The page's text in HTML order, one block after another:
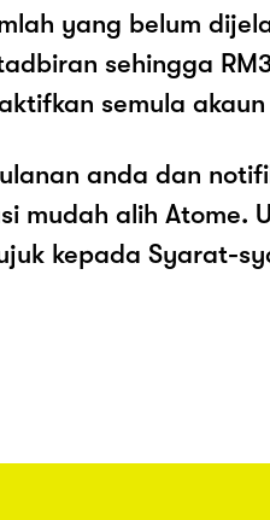
yang belum
sehingga
semula
anda dan
mudah alih Atome.
kepada Syarat-